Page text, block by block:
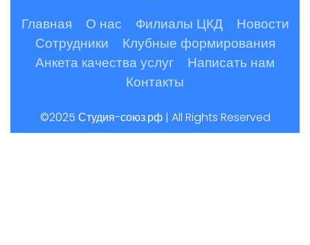
Главная О нас Филиалы ЦКД
Новости
Сотрудники
Клубные формирования
Анкета качества услуг
Написать нам
Контакты
©2025 Студия-союз.рф | All Rights Reserved